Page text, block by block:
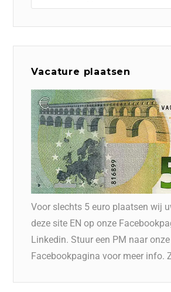
Vacature plaatsen
Voor slechts 5 euro plaatsen wij
deze site EN op onze
Linkedin. Stuur een PM naar onze
Facebookpagina voor meer info.